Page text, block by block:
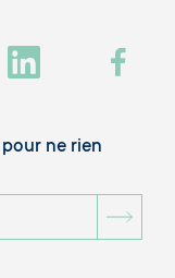
ne rien